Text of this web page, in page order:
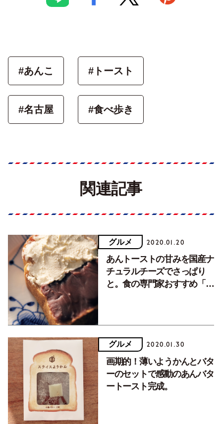
#あんこ #トースト
#名古屋 #食べ歩き
関連記事
グルメ 2020.01.20
あんトーストの甘みを国産ナ
チュラルチーズでさっぱり
と。食の専門家おすすめ「あ
グルメ 2020.01.30
画期的！薄いようかんとバタ
ーのセットで感動のあんバタ
ートースト完成。